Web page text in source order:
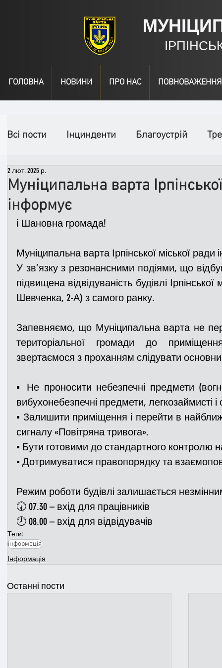
ГОЛОВНА НОВИНИ ПРО НАС ПОВНОВАЖЕННЯ
Всі пости Інцинденти Благоустрій
День народження
Спільні заходи
Медицина Новини ДТП
Адмінпротокол Свята
Війна Розмінування Добровільна
Громадське формування
Муніципальна варта
інформує
2 лют. 2025 р.
ℹ️ Шановна громада!
Муніципальна варта Ірпінської міської ради
У зв’язку з резонансними подіями, що
підвищена відвідуваність будівлі
Шевченка, 2-А) з самого ранку.
Запевняємо, що Муніципальна варта не
територіальної громади до
звертаємося з проханням слідувати
▪️ Не проносити небезпечні предмети
вибухонебезпечні предмети, легкозаймисті
▪️ Залишити приміщення і перейти в
сигналу «Повітряна тривога».
▪️ Бути готовими до стандартного контролю
▪️ Дотримуватися правопорядку та
Режим роботи будівлі залишається
🕢 07.30 – вхід для працівників
🕗 08.00 – вхід для відвідувачів
Теги:
інформація
Інформація
Останні пости